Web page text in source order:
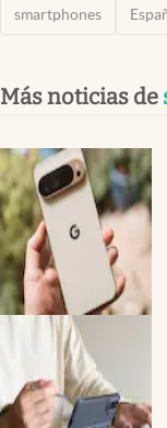
smartphones
Más noticias de